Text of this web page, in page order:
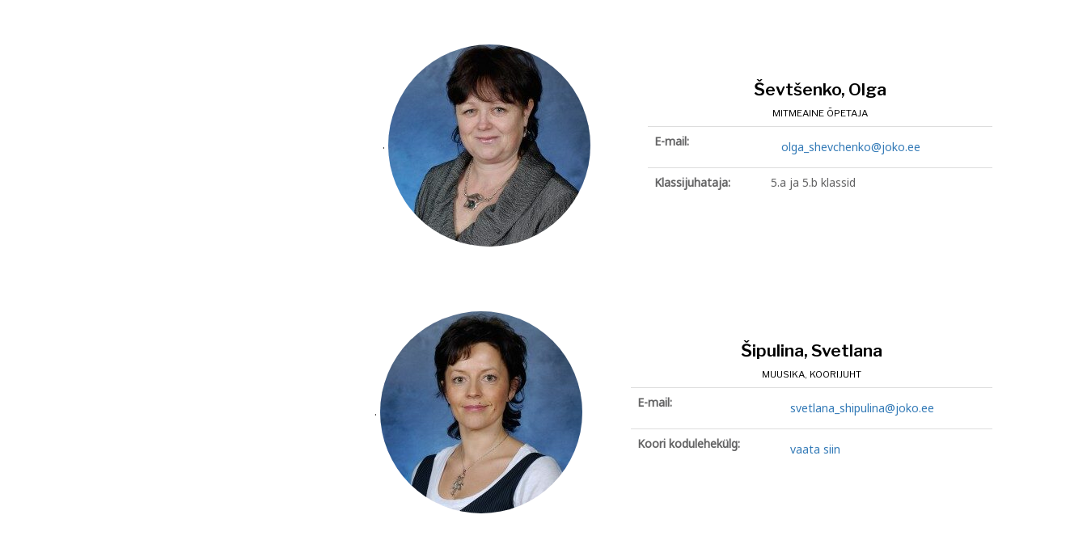
.
Ševtšenko, Olga
MITMEAINE ÕPETAJA
E-mail: olga_shevchenko@joko.ee
Klassijuhataja: 5.a ja 5.b klassid
.
Šipulina, Svetlana
MUUSIKA, KOORIJUHT
E-mail: svetlana_shipulina@joko.ee
Koori kodulehekülg: vaata siin